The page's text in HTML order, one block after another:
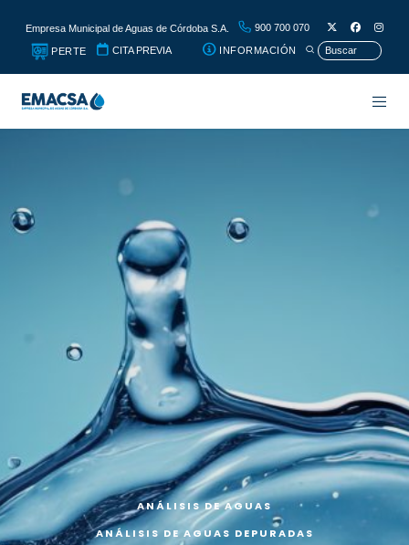
Empresa Municipal de Aguas de Córdoba S.A. 900 700 070
PERTE CITA PREVIA INFORMACIÓN
ANÁLISIS DE AGUAS
ANÁLISIS DE AGUAS DEPURADAS